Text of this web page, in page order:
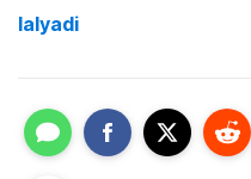
lalyadi